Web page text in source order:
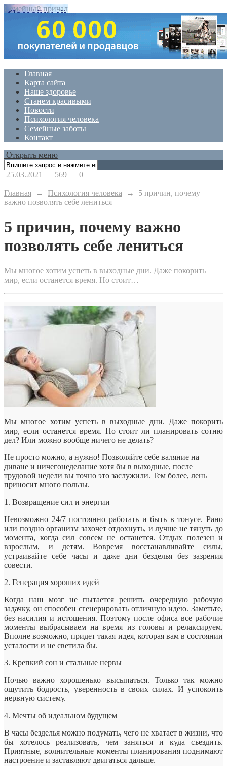
Семейный причал
Главная
Карта сайта
Наше здоровье
Станем красивыми
Новости
Психология человека
Семейные заботы
Контакт
Открыть меню
25.03.2021 569 0
Главная → Психология человека → 5 причин, почему
важно позволять себе лениться
5 причин, почему важно
позволять себе лениться
Мы многое хотим успеть в выходные дни. Даже покорить
мир, если останется время. Но стоит…
Мы многое хотим успеть в выходные дни. Даже покорить
мир, если останется время. Но стоит ли планировать сотню
дел? Или можно вообще ничего не делать?
Не просто можно, а нужно! Позволяйте себе валяние на
диване и ничегонеделание хотя бы в выходные, после
трудовой недели вы точно это заслужили. Тем более, лень
приносит много пользы.
1. Возвращение сил и энергии
Невозможно 24/7 постоянно работать и быть в тонусе. Рано
или поздно организм захочет отдохнуть, и лучше не тянуть до
момента, когда сил совсем не останется. Отдых полезен и
взрослым, и детям. Вовремя восстанавливайте силы,
устраивайте себе часы и даже дни безделья без зазрения
совести.
2. Генерация хороших идей
Когда наш мозг не пытается решить очередную рабочую
задачку, он способен сгенерировать отличную идею. Заметьте,
без насилия и истощения. Поэтому после офиса все рабочие
моменты выбрасываем на время из головы и релаксируем.
Вполне возможно, придет такая идея, которая вам в состоянии
усталости и не светила бы.
3. Крепкий сон и стальные нервы
Ночью важно хорошенько высыпаться. Только так можно
ощутить бодрость, уверенность в своих силах. И успокоить
нервную систему.
4. Мечты об идеальном будущем
В часы безделья можно подумать, чего не хватает в жизни, что
бы хотелось реализовать, чем заняться и куда съездить.
Приятные, волнительные моменты планирования поднимают
настроение и заставляют двигаться дальше.